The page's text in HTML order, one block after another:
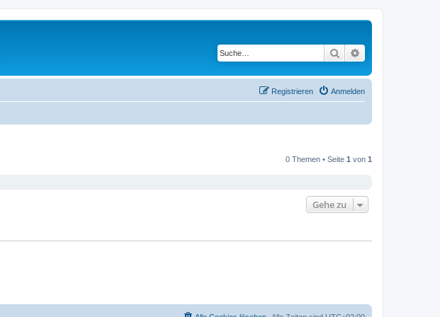
Suche
Anmelden
Registrieren
0 Themen • Seite 1 von 1
Gehe zu